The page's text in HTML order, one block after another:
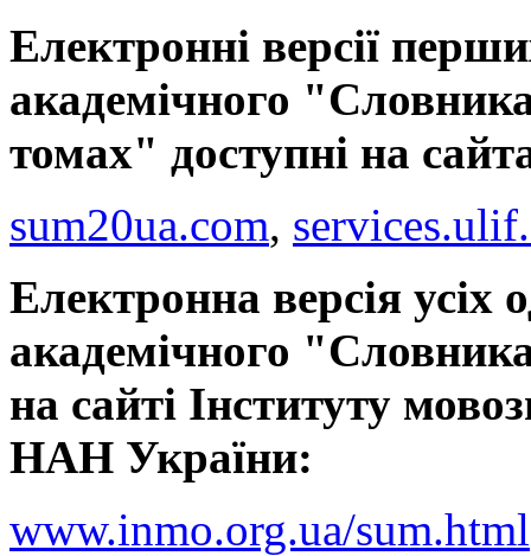
Електронні версії
академічного
томах" доступні на
sum20ua.com,
Електронна версія усіх
академічного
на сайті Інституту
НАН України:
www.inmo.org.ua/sum.html